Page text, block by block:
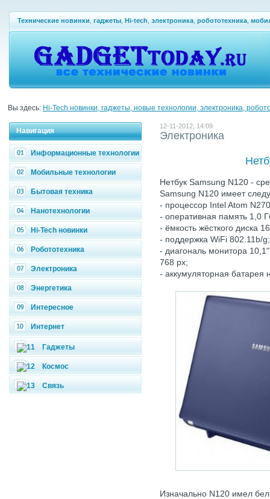
Технические новинки гаджеты Hi-tech электроника робототехника
Вы здесь: Hi-Tech новинки, гаджеты, новые технологии, электроника,
Навигация
Информационные технологии
Мобильные технологии
Бытовая техника
Нанотехнологии
Hi-Tech новинки
Робототехника
Электроника
Энергетика
Интересное
Интернет
Гаджеты
Космос
Связь
12-11-2012, 14:09
Электроника
Нетбук Samsung N120 -
Samsung N120 имеет
- процессор Intel Atom
- оперативная память 1,0
- ёмкость жёсткого диска
- поддержка WiFi 802.11b/g;
- диагональ монитора
768 px;
- аккумуляторная батарея
Изначально N120 имел